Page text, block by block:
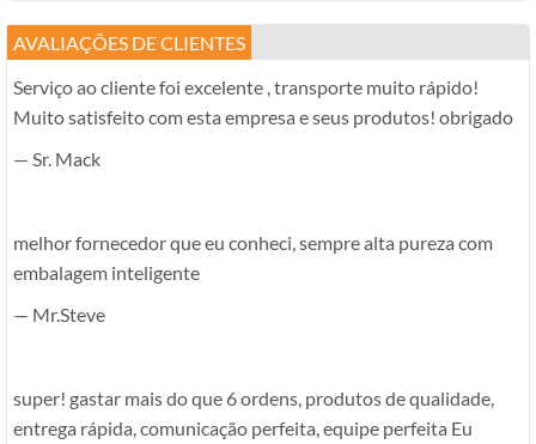
享
AVALIAÇÕES DE CLIENTES
Serviço ao cliente foi excelente , transporte muito rápido!
Muito satisfeito com esta empresa e seus produtos! obrigado
— Sr. Mack
melhor fornecedor que eu conheci, sempre alta pureza com
embalagem inteligente
— Mr.Steve
super! gastar mais do que 6 ordens, produtos de qualidade,
entrega rápida, comunicação perfeita, equipe perfeita Eu